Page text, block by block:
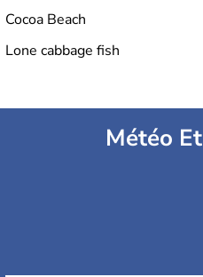
Cocoa Beach
Lone cabbage fish
Météo